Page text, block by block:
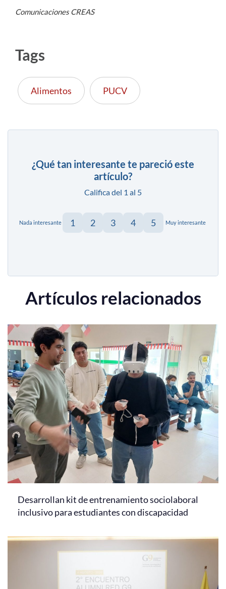
Comunicaciones CREAS
Tags
Alimentos PUCV
¿Qué tan interesante te pareció este
artículo?
Califica del 1 al 5
Nada interesante 1 2 3 4 5 Muy interesante
Artículos relacionados
Desarrollan kit de entrenamiento sociolaboral
inclusivo para estudiantes con discapacidad